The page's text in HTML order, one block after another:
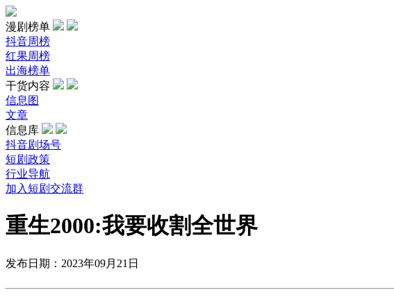
漫剧榜单
抖音周榜
红果周榜
出海榜单
干货内容
信息图
文章
信息库
抖音剧场号
短剧政策
行业导航
加入短剧交流群
重生2000:我要收割全世界
发布日期：2023年09月21日